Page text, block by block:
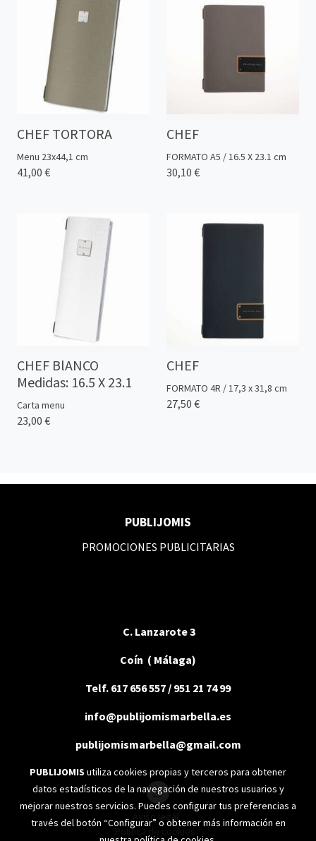
CHEF TORTORA
Menu 23x44,1 cm
41,00 €
CHEF
FORMATO A5 / 16.5 X 23.1 cm
30,10 €
CHEF BlANCO
Medidas: 16.5 X 23.1
Carta menu
23,00 €
CHEF
FORMATO 4R / 17,3 x 31,8 cm
27,50 €
PUBLIJOMIS
PROMOCIONES PUBLICITARIAS
C. Lanzarote 3
Coín ( Málaga)
Telf. 617 656 557 / 951 21 74 99
info@publijomismarbella.es
publijomismarbella@gmail.com
Aviso legal
Política de cookies
PUBLIJOMIS utiliza cookies propias y terceros para obtener
datos estadísticos de la navegación de nuestros usuarios y
mejorar nuestros servicios. Puedes configurar tus preferencias a
través del botón “Configurar” o obtener más información en